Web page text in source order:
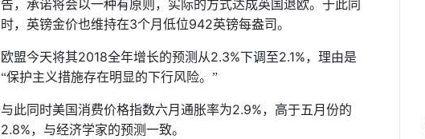
告，承诺将会以一种有原则，实际的方式达成英国退欧。于此同
时，英镑金价也维持在3个月低位942英镑每盎司。
欧盟今天将其2018全年增长的预测从2.3%下调至2.1%，理由是
“保护主义措施存在明显的下行风险。”
与此同时美国消费价格指数六月通胀率为2.9%，高于五月份的
2.8%，与经济学家的预测一致。